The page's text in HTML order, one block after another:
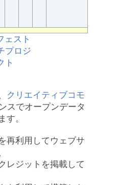
クリエイティブコモ
スでオープンデータ
す。
再利用してウェブサ
レジットを掲載して